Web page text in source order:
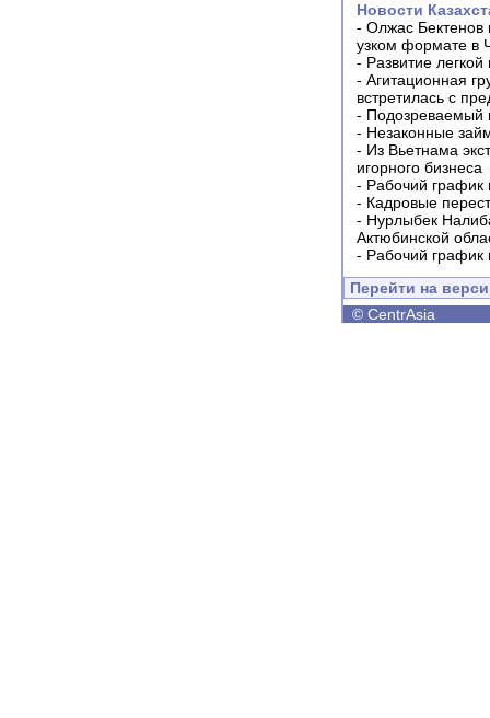
Новости
- Олжас Бектенов
узком формате в
- Развитие
- Агитационная
встретилась с
- Подозреваемый
- Незаконные
- Из Вьетнама
игорного бизнеса
- Рабочий график
- Кадровые
- Нурлыбек
Актюбинской
- Рабочий график
Перейти на
© CentrAsia